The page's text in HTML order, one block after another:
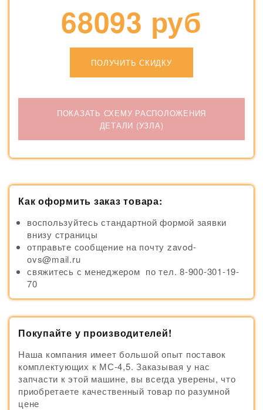
68093 руб
ПОЛУЧИТЬ СКИДКУ
ПОКАЗАТЬ СХЕМУ РАСПОЛОЖЕНИЯ
ДЕТАЛИ (УЗЛА)
Как оформить заказ товара:
воспользуйтесь стандартной формой заявки
внизу страницы
отправьте сообщение на почту zavod-
ovs@mail.ru
свяжитесь с менеджером по тел. 8-900-301-19-
70
Покупайте у производителей!
Наша компания имеет большой опыт поставок
комплектующих к МС-4,5. Заказывая у нас
запчасти к этой машине, вы всегда уверены, что
приобретаете качественный товар по разумной
цене